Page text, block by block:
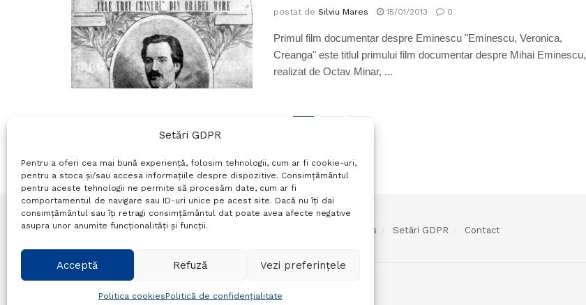
Setări GDPR
Pentru a oferi cea mai bună experiență, folosim tehnologii, cum ar fi cookie-uri,
pentru a stoca și/sau accesa informațiile despre dispozitive. Consimțământul
pentru aceste tehnologii ne permite să procesăm date, cum ar fi
comportamentul de navigare sau ID-uri unice pe acest site. Dacă nu îți dai
consimțământul sau îți retragi consimțământul dat poate avea afecte negative
asupra unor anumite funcționalități și funcții.
Acceptă Refuză Vezi preferințele
Politica cookiesPolitică de confidențialitate
postat de Silviu Mares 15/01/2013 0
Primul film documentar despre Eminescu "Eminescu, Veronica,
Creanga" este titlul primului film documentar despre Mihai Eminescu,
realizat de Octav Minar, ...
Termeni si conditii Politică de confidențialitate Politica cookies Setări GDPR Contact
© Probr.ro 2022. Created by